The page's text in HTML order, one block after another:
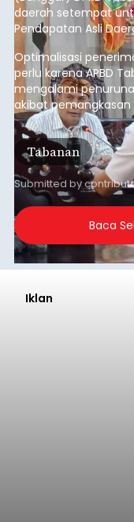
daerah setempat
Pendapatan Asli
anggaran 2027.
Optimalisasi
perlu karena APBD
mengalami
akibat pemangkasan
Daerah (TKD) dari
Tabanan
Submitted by
Baca
Iklan